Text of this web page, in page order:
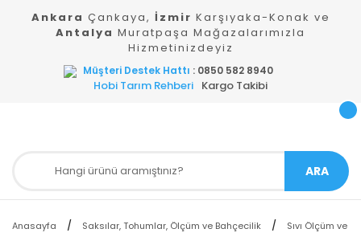
Ankara Çankaya, İzmir Karşıyaka-Konak ve
Antalya Muratpaşa Mağazalarımızla
Hizmetinizdeyiz
Müşteri Destek Hattı : 0850 582 8940
Hobi Tarım Rehberi Kargo Takibi
ARA
Anasayfa Saksılar, Tohumlar, Ölçüm ve Bahçecilik Sıvı Ölçüm ve